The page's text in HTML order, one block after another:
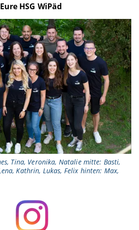
Eure HSG WiPäd
Tina, Veronika, Natalie mitte: Basti,
Kathrin, Lukas, Felix hinten: Max,